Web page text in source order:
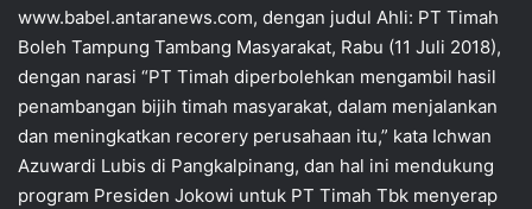
www.babel.antaranews.com, dengan judul Ahli: PT Timah
Boleh Tampung Tambang Masyarakat, Rabu (11 Juli 2018),
dengan narasi “PT Timah diperbolehkan mengambil hasil
penambangan bijih timah masyarakat, dalam menjalankan
dan meningkatkan recorery perusahaan itu,” kata Ichwan
Azuwardi Lubis di Pangkalpinang, dan hal ini mendukung
program Presiden Jokowi untuk PT Timah Tbk menyerap